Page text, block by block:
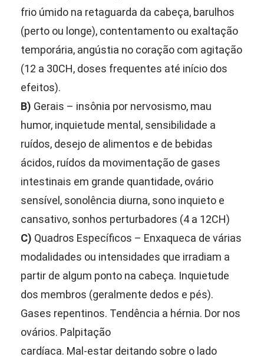
frio úmido na retaguarda da cabeça, barulhos
(perto ou longe), contentamento ou exaltação
temporária, angústia no coração com agitação
(12 a 30CH, doses frequentes até início dos
efeitos).
B) Gerais – insônia por nervosismo, mau
humor, inquietude mental, sensibilidade a
ruídos, desejo de alimentos e de bebidas
ácidos, ruídos da movimentação de gases
intestinais em grande quantidade, ovário
sensível, sonolência diurna, sono inquieto e
cansativo, sonhos perturbadores (4 a 12CH)
C) Quadros Específicos – Enxaqueca de várias
modalidades ou intensidades que irradiam a
partir de algum ponto na cabeça. Inquietude
dos membros (geralmente dedos e pés).
Gases repentinos. Tendência a hérnia. Dor nos
ovários. Palpitação
cardíaca. Mal-estar deitando sobre o lado